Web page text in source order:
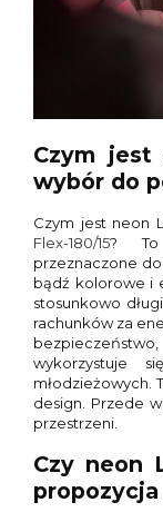
Czym jest
wybór do
Czym jest neon
Flex-180/15? To
przeznaczone
bądź kolorowe i
stosunkowo
rachunków za
wykorzystuje
młodzieżowych.
design. Przede
przestrzeni.
Czy neon
propozycja